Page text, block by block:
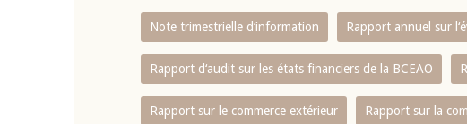
Note trimestrielle d‘information Rapport annuel sur
Rapport d‘audit sur les états financiers de la BCEAO
Rapport sur le commerce extérieur Rapport sur la